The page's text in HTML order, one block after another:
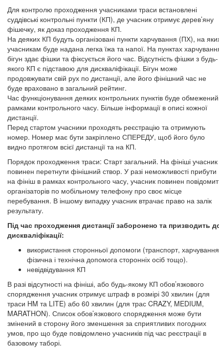
Для контролю проходження учасниками траси встановлені
суддівські контрольні пункти (КП), де учасник отримує дерев’яну
фішечку, як доказ проходження КП.
На деяких КП будуть організовані пункти харчування (ПХ), на
учасникам буде надана легка їжа та напої. На пунктах
бігун здає фішки та фіксується його час. Відсутність фішки з будь-
якого КП є підставою для дискваліфікації. Бігун може
продовжувати свій рух по дистанції, але його фінішний час не
буде враховано в загальний рейтинг.
Час функціонування деяких контрольних пунктів буде обмежений
рамками контрольного часу. Більше інформації в описі кожної
дистанції.
Перед стартом учасники проходять реєстрацію та отримують
номер. Номер має бути закріплено СПЕРЕДУ, щоб його було
видно протягом всієї дистанції та на КП.
Порядок проходження траси: Старт загальний. На фініші учасник
повинен перетнути фінішний створ. У разі неможливості прибути
на фініш в рамках контрольного часу, учасник повинен
організаторів по мобільному телефону про своє місце
перебування. В іншому випадку учасник втрачає право на залік
результату.
Під час проходження дистанції заборонено та призводить
дискваліфікації:
використання сторонньої допомоги (транспорт,
фізична і технічна допомога сторонніх осіб тощо).
невідвідування КП
В разі відсутності на фініші, або будь-якому КП обов’язкового
спорядження учасник отримує штраф в розмірі 30 хвилин (для
траси HM та LITE) або 60 хвилин (для трас CRAZY, MEDIUM,
MARATHON). Список обов’язкового спорядження може бути
змінений в сторону його зменшення за сприятливих погодних
умов, про що буде повідомлено учасників під час реєстрації в
базовому таборі.